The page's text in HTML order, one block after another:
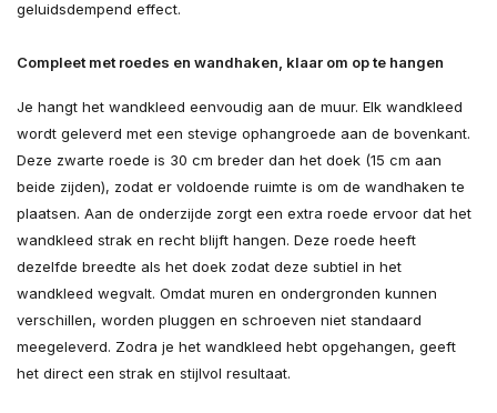
geluidsdempend effect.
Compleet met roedes en wandhaken, klaar om op te hangen
Je hangt het wandkleed eenvoudig aan de muur. Elk wandkleed
wordt geleverd met een stevige ophangroede aan de bovenkant.
Deze zwarte roede is 30 cm breder dan het doek (15 cm aan
beide zijden), zodat er voldoende ruimte is om de wandhaken te
plaatsen. Aan de onderzijde zorgt een extra roede ervoor dat het
wandkleed strak en recht blijft hangen. Deze roede heeft
dezelfde breedte als het doek zodat deze subtiel in het
wandkleed wegvalt. Omdat muren en ondergronden kunnen
verschillen, worden pluggen en schroeven niet standaard
meegeleverd. Zodra je het wandkleed hebt opgehangen, geeft
het direct een strak en stijlvol resultaat.